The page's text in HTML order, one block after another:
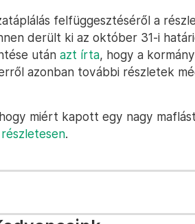
felfüggesztéséről a
derült ki az október 31-i
után azt írta, hogy a
azonban további részletek
miért kapott egy nagy
.